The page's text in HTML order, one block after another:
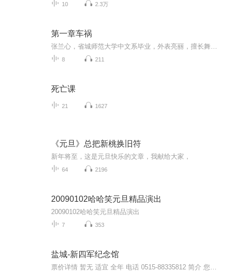
10 2.3万
第一章车祸
8 211
死亡课
21 1627
《元旦》总把新桃换旧符
新年将至，这是元旦快乐的文章，我献给大家，
64 2196
20090102哈哈笑元旦精品演出
20090102哈哈笑元旦精品演出
7 353
盐城-新四军纪念馆